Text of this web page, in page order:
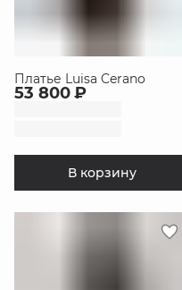
Платье Luisa Cerano
53 800 ₽
В корзину